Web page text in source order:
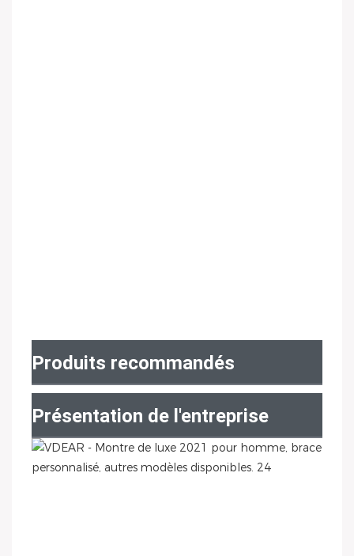
Produits recommandés
Présentation de l'entreprise